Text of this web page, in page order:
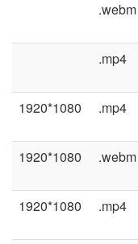
.webm
.mp4
1920*1080
.mp4
1920*1080
.webm
1920*1080
.mp4